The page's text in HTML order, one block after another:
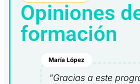
Opiniones
formación
María López
"Gracias a este